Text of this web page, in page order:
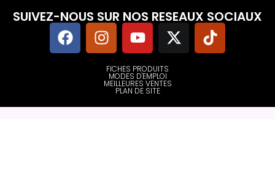
SUIVEZ-NOUS SUR NOS RESEAUX SOCIAUX
FICHES PRODUITS
MODES D'EMPLOI
MEILLEURES VENTES
PLAN DE SITE